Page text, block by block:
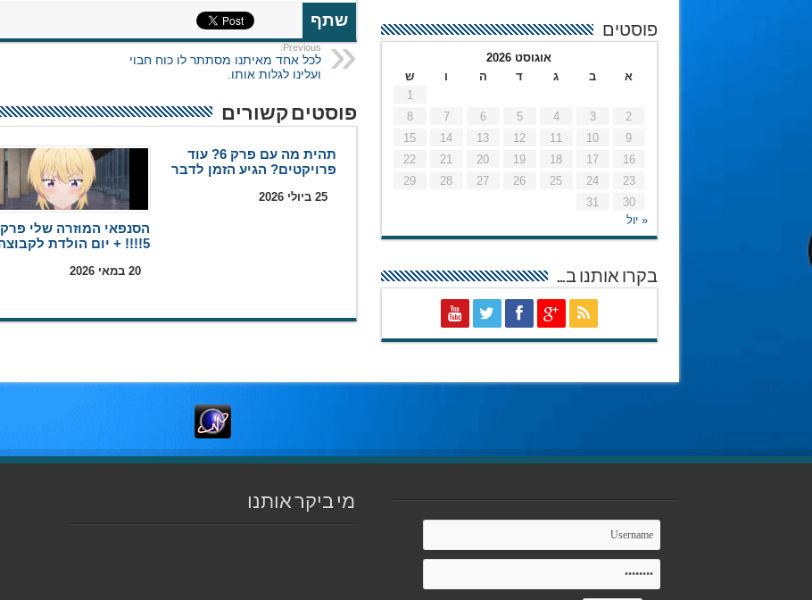
שתף
Previous:
לכל אחד מאיתנו מסתתר לו כוח חבוי
ועלינו לגלות אותו.
פוסטים קשורים
תהית מה עם פרק 6? עוד
פרויקטים? הגיע הזמן לדבר
25 ביולי 2026
הסנפאי המוזרה שלי פרק
5!!!! + יום הולדת לקבוצה
20 במאי 2026
פוסטים
אוגוסט 2026
א
ב ג ד ה ו
ש
1
2
3
4
5
6
7
8
9
10
11
12
13
14
15
16
17
18
19
20
21
22
23
24
25
26
27
28
29
30
31
« יול
בקרו אותנו ב…
מי ביקר אותנו